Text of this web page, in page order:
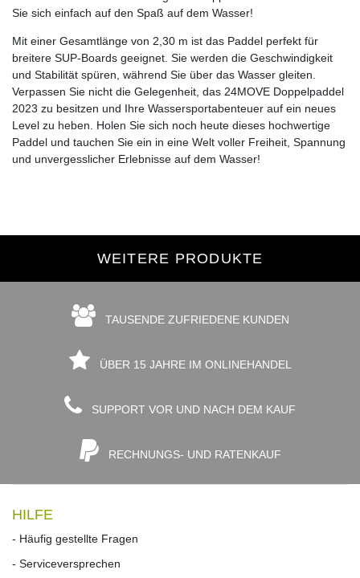
Sie sich einfach auf den Spaß auf dem Wasser!
Mit einer Gesamtlänge von 2,30 m ist das Paddel perfekt für
breitere SUP-Boards geeignet. Sie werden die Geschwindigkeit
und Stabilität spüren, während Sie über das Wasser gleiten.
Verpassen Sie nicht die Gelegenheit, das 24MOVE Doppelpaddel
2023 zu besitzen und Ihre Wassersportabenteuer auf ein neues
Level zu heben. Holen Sie sich noch heute dieses hochwertige
Paddel und tauchen Sie ein in eine Welt voller Freiheit, Spannung
und unvergesslicher Erlebnisse auf dem Wasser!
WEITERE PRODUKTE
TAUSENDE ZUFRIEDENE KUNDEN
ÜBER 15 JAHRE IM ONLINEHANDEL
SUPPORT VOR UND NACH DEM KAUF
RECHNUNGS- UND RATENKAUF
HILFE
- Häufig gestellte Fragen
- Serviceversprechen